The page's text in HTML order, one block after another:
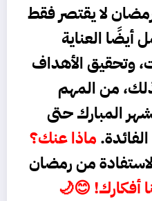
لا يقتصر فقط
أيضًا العناية
وتحقيق الأهداف
من المهم
المبارك حتى
ماذا عنك؟
من رمضان
أفكارك! 😊🌙